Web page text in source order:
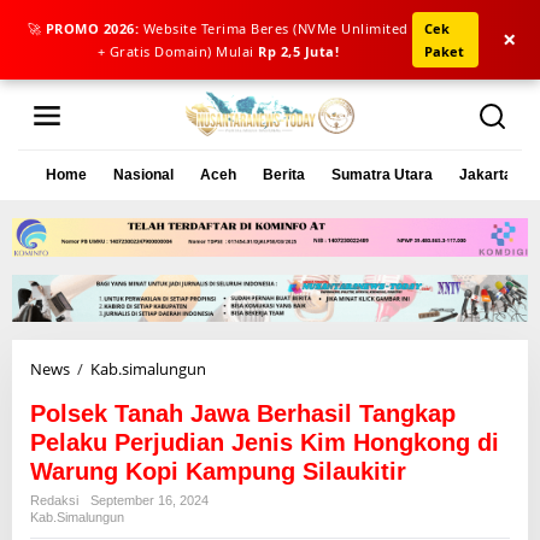
🚀 PROMO 2026: Website Terima Beres (NVMe Unlimited
+ Gratis Domain) Mulai Rp 2,5 Juta!
Cek
Paket
×
L
Home Nasional Aceh Berita Sumatra Utara Jakarta
News / Kab.simalungun
l
s
k
T
Polsek Tanah Jawa Berhasil Tangkap
Pelaku Perjudian Jenis Kim Hongkong di
Warung Kopi Kampung Silaukitir
Redaksi
September 16, 2024
Kab.simalungun